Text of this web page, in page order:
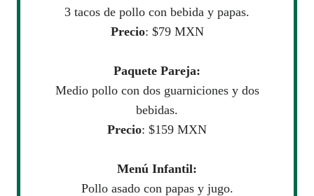
3 tacos de pollo con bebida y papas.
Precio: $79 MXN
Paquete Pareja:
Medio pollo con dos guarniciones y dos
bebidas.
Precio: $159 MXN
Menú Infantil:
Pollo asado con papas y jugo.